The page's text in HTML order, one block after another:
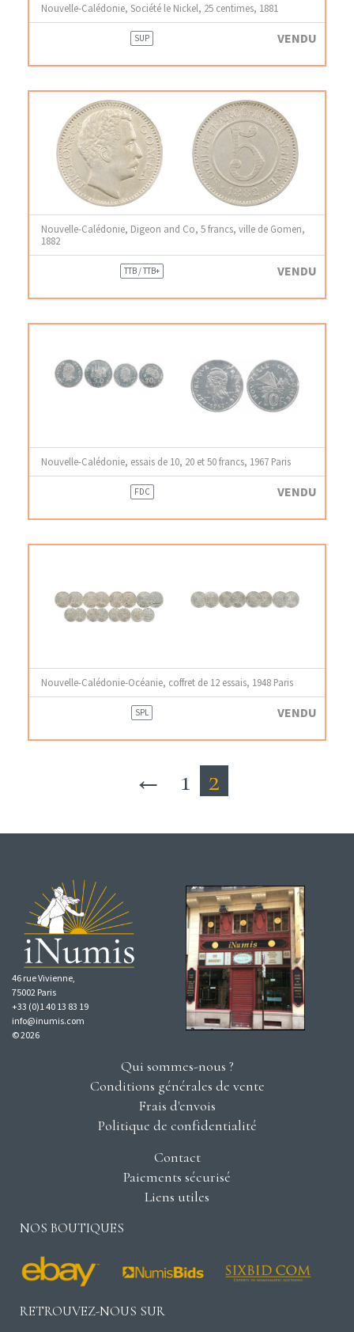
Nouvelle-Calédonie, Société le Nickel, 25 centimes, 1881
SUP VENDU
Nouvelle-Calédonie, Digeon and Co, 5 francs, ville de Gomen,
1882
TTB / TTB+ VENDU
Nouvelle-Calédonie, essais de 10, 20 et 50 francs, 1967 Paris
FDC VENDU
Nouvelle-Calédonie-Océanie, coffret de 12 essais, 1948 Paris
SPL VENDU
← 1 2
46 rue Vivienne,
75002 Paris
+33 (0)1 40 13 83 19
info@inumis.com
© 2026
Qui sommes-nous ?
Conditions générales de vente
Frais d'envois
Politique de confidentialité
Contact
Paiements sécurisé
Liens utiles
NOS BOUTIQUES
RETROUVEZ-NOUS SUR